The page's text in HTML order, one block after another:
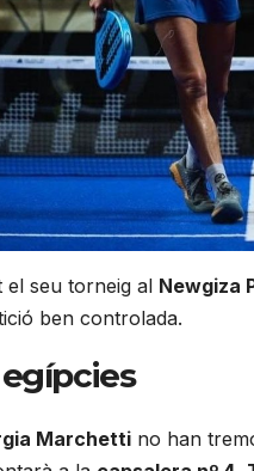
seu torneig al Newgiza
ben controlada.
Marchetti no han